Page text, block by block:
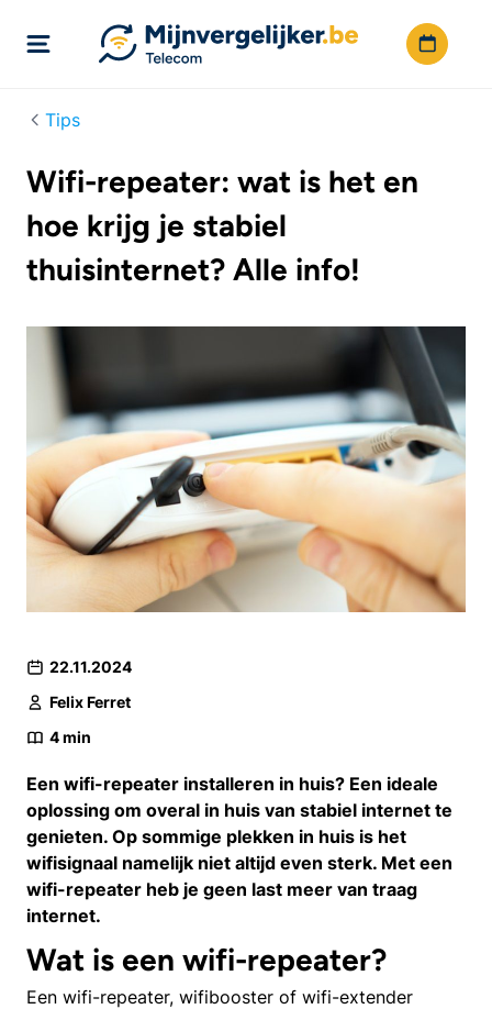
Tips
Wifi-repeater: wat is het en
hoe krijg je stabiel
thuisinternet? Alle info!
22.11.2024
Felix Ferret
4min
Een wifi-repeater installeren in huis? Een ideale
oplossing om overal in huis van stabiel internet te
genieten. Op sommige plekken in huis is het
wifisignaal namelijk niet altijd even sterk. Met een
wifi-repeater heb je geen last meer van traag
internet.
Wat is een wifi-repeater?
Een wifi-repeater, wifibooster of wifi-extender